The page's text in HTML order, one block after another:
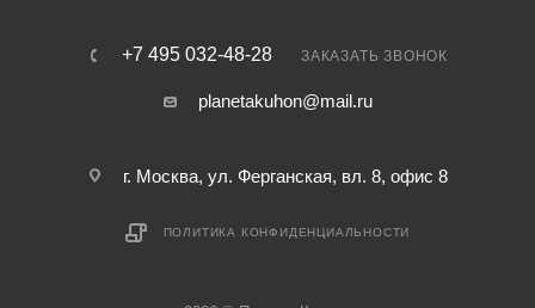
+7 495 032-48-28 ЗАКАЗАТЬ ЗВОНОК
planetakuhon@mail.ru
г. Москва, ул. Ферганская, вл. 8, офис 8
ПОЛИТИКА КОНФИДЕНЦИАЛЬНОСТИ